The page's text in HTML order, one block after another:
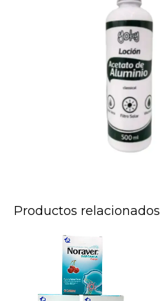
Productos relacionados
GARGANTA
TABLETAS
cantidad